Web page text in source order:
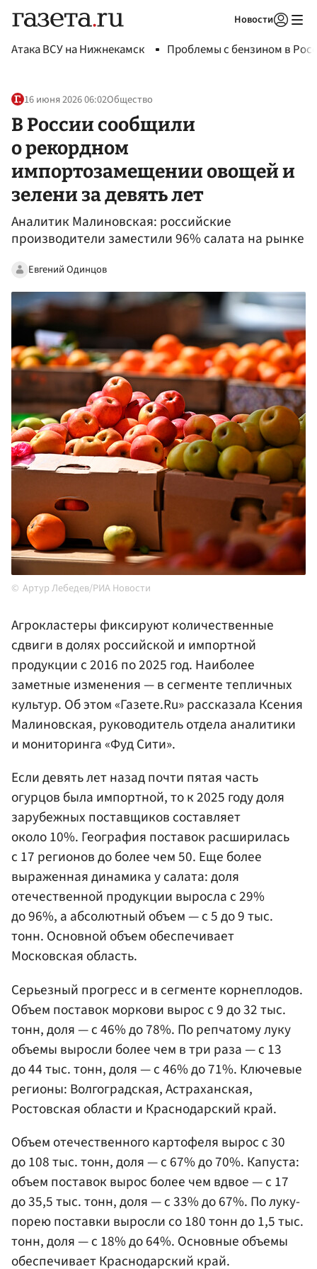
Новости
Атака ВСУ на Нижнекамск Проблемы с бензином в
16 июня 2026 06:02Общество
В России сообщили
о рекордном
импортозамещении овощей и
зелени за девять лет
Аналитик Малиновская: российские
производители заместили 96% салата на рынке
Евгений Одинцов
Артур Лебедев/РИА Новости
Агрокластеры фиксируют количественные
сдвиги в долях российской и импортной
продукции с 2016 по 2025 год. Наиболее
заметные изменения — в сегменте тепличных
культур. Об этом «Газете.Ru» рассказала Ксения
Малиновская, руководитель отдела аналитики
и мониторинга «Фуд Сити».
Если девять лет назад почти пятая часть
огурцов была импортной, то к 2025 году доля
зарубежных поставщиков составляет
около 10%. География поставок расширилась
с 17 регионов до более чем 50. Еще более
выраженная динамика у салата: доля
отечественной продукции выросла с 29%
до 96%, а абсолютный объем — с 5 до 9 тыс.
тонн. Основной объем обеспечивает
Московская область.
Серьезный прогресс и в сегменте корнеплодов.
Объем поставок моркови вырос с 9 до 32 тыс.
тонн, доля — с 46% до 78%. По репчатому луку
объемы выросли более чем в три раза — с 13
до 44 тыс. тонн, доля — с 46% до 71%. Ключевые
регионы: Волгоградская, Астраханская,
Ростовская области и Краснодарский край.
Объем отечественного картофеля вырос с 30
до 108 тыс. тонн, доля — с 67% до 70%. Капуста:
объем поставок вырос более чем вдвое — с 17
до 35,5 тыс. тонн, доля — с 33% до 67%. По луку-
порею поставки выросли со 180 тонн до 1,5 тыс.
тонн, доля — с 18% до 64%. Основные объемы
обеспечивает Краснодарский край.